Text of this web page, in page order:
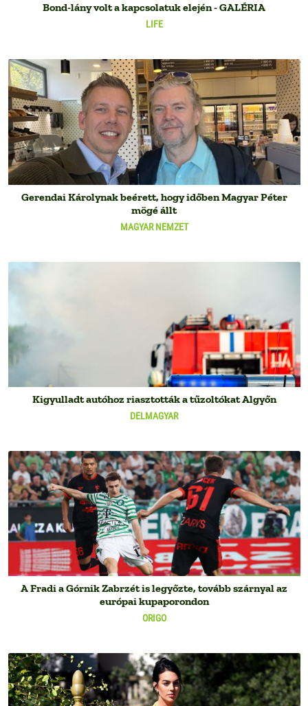
LIFE
Bond-lány volt a kapcsolatuk elején - GALÉRIA
MAGYAR NEMZET
Gerendai Károlynak beérett, hogy időben Magyar Péter
mögé állt
DELMAGYAR
Kigyulladt autóhoz riasztották a tűzoltókat Algyőn
ORIGO
A Fradi a Górnik Zabrzét is legyőzte, tovább szárnyal az
európai kupaporondon